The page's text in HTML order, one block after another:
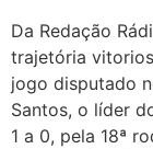
Da Redação
trajetória
jogo disputado
Santos, o líder
1 a 0, pela 18ª